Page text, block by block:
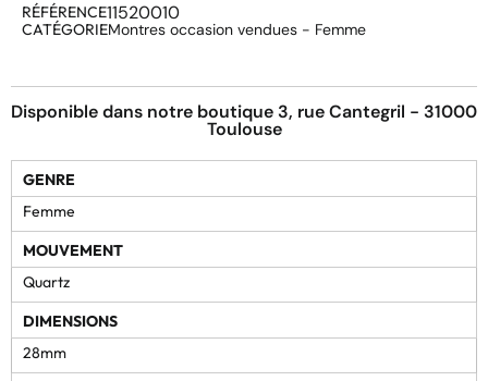
RÉFÉRENCE11520010
CATÉGORIEMontres occasion vendues - Femme
Disponible dans notre boutique 3, rue Cantegril - 31000
Toulouse
GENRE
Femme
MOUVEMENT
Quartz
DIMENSIONS
28mm